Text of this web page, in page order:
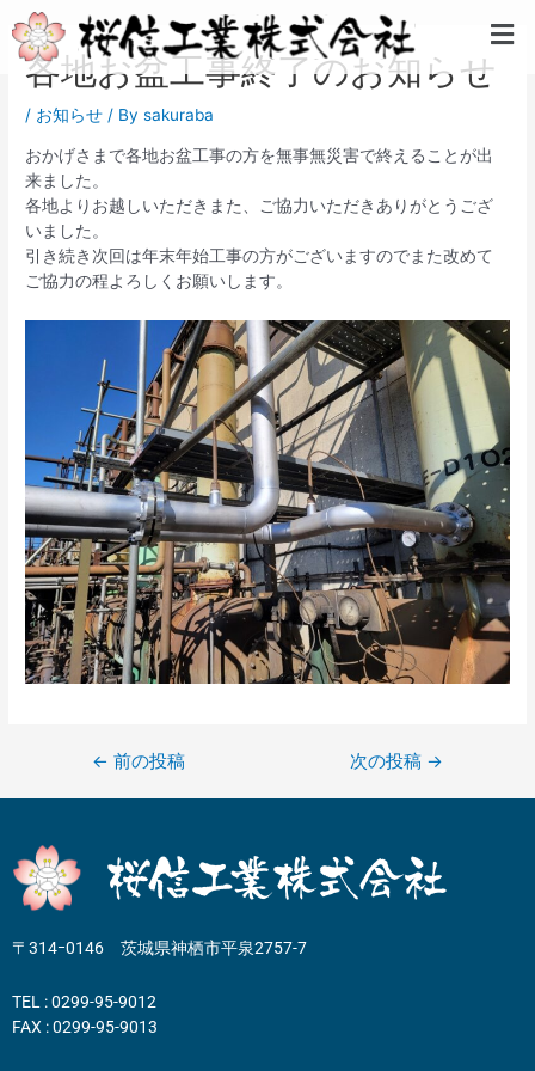
容
メ
ニ
ュ
各地お盆工事終了のお知らせ
/ お知らせ / Bysakuraba
おかげさまで各地お盆工事の方を無事無災害で終えることが出
来ました。
各地よりお越しいただきまた、ご協力いただきありがとうござ
いました。
引き続き次回は年末年始工事の方がございますのでまた改めて
ご協力の程よろしくお願いします。
稿
ナ
ビ
ゲ
シ
ョ
ン
← 前の投稿 次の投稿 →
〒314ｰ0146 茨城県神栖市平泉2757-7
TEL : 0299-95-9012
FAX : 0299-95-9013